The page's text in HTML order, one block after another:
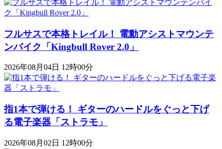
フルサスで本格トレイル！ 電動アシストマウンテ
ンバイク「Kingbull Rover 2.0」
2026年08月04日 12時00分
指1本で弾ける！ ギターのハードルをぐっと下げ
る電子楽器「ストラモ」
2026年08月02日 12時00分